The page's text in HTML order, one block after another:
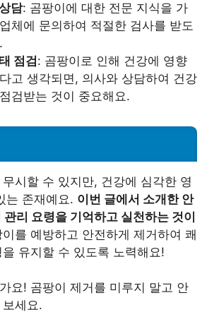
담: 곰팡이에 대한 전문 지식을 가
체에 문의하여 적절한 검사를 받도
점검 : 곰팡이로 인해 건강에 영향
고 생각되면, 의사와 상담하여 건강
검받는 것이 중요해요.
시할 수 있지만, 건강에 심각한 영
는 존재예요. 이번 글에서 소개한 안
관리 요령을 기억하고 실천하는 것이
이를 예방하고 안전하게 제거하여 쾌
유지할 수 있도록 노력해요!
요! 곰팡이 제거를 미루지 말고 안
세요.